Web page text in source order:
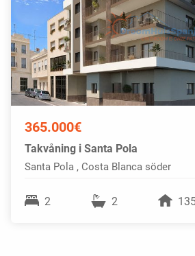
365.000€
Takvåning i Santa Pola
Santa Pola , Costa Blanca söder
2 2